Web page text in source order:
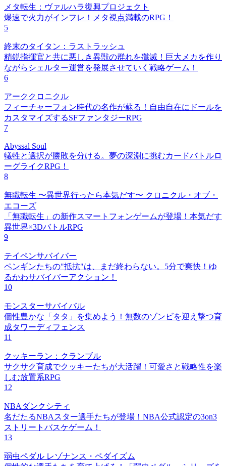
メタ転生：ヴァルハラ復興プロジェクト
爆速で火力がインフレ！メタ視点満載のRPG！
5
終末のタイタン：ラストラッシュ
精鋭指揮官と共に悪しき異獣の群れを殲滅！巨大メカを作り
ながらシェルター運営を発展させていく戦略ゲーム！
6
アーククロニクル
フィーチャーフォン時代の名作が蘇る！自由自在にドールを
カスタマイズするSFファンタジーRPG
7
Abyssal Soul
犠牲と選択が勝敗を分ける。夢の深淵に挑むカードバトルロ
ーグライクRPG！
8
無職転生 〜異世界行ったら本気だす〜 クロニクル・オブ・
エコーズ
「無職転生」の新作スマートフォンゲームが登場！本気だす
異世界×3DバトルRPG
9
テイペンサバイバー
ペンギンたちの"抵抗"は、まだ終わらない。5分で爽快！ゆ
るかわサバイバーアクション！
10
モンスターサバイバル
個性豊かな「タタ」を集めよう！無数のゾンビを迎え撃つ育
成タワーディフェンス
11
クッキーラン：クランブル
サクサク育成でクッキーたちが大活躍！可愛さと戦略性を楽
しむ放置系RPG
12
NBAダンクシティ
名だたるNBAスター選手たちが登場！NBA公式認定の3on3
ストリートバスケゲーム！
13
弱虫ペダル レゾナンス・ペダイズム